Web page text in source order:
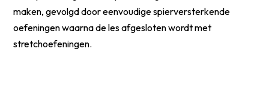
maken, gevolgd door eenvoudige spierversterkende
oefeningen waarna de les afgesloten wordt met
stretchoefeningen.